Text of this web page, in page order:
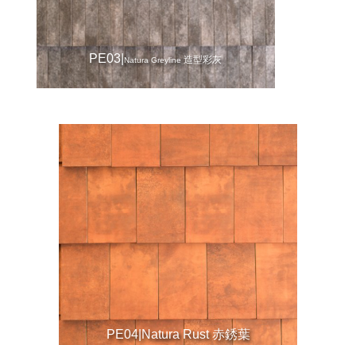
PE03|Natura Greyline造型彩灰
PE04|Natura Rust 赤銹葉